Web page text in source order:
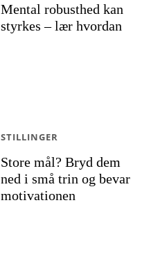
Mental robusthed kan
styrkes – lær hvordan
Store mål? Bryd dem
ned i små trin og bevar
motivationen
STILLINGER